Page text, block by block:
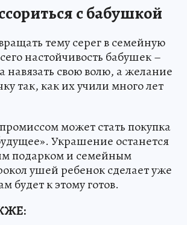
с бабушкой
тему серег в семейную
настойчивость бабушек –
навязать свою волю, а желание
так, как их учили много лет
может стать покупка
Украшение останется
подарком и семейным
ушей ребенок сделает уже
будет к этому готов.